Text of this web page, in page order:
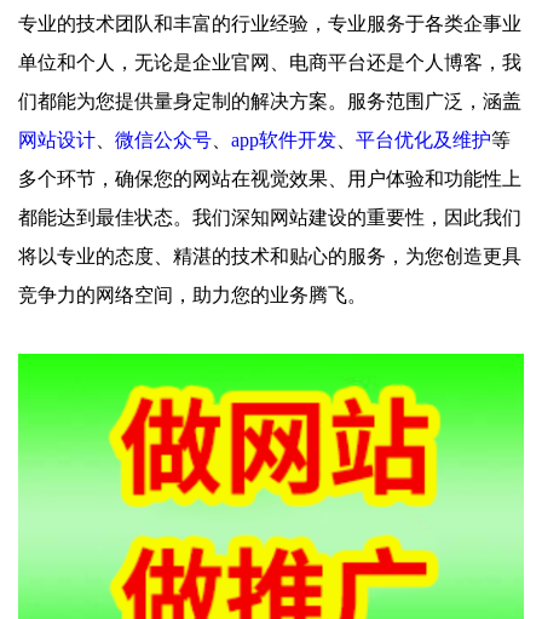
专业的技术团队和丰富的行业经验，专业服务于各类企事业
单位和个人，无论是企业官网、电商平台还是个人博客，我
们都能为您提供量身定制的解决方案。服务范围广泛，涵盖
网站设计
微信公众号 app软件开发 平台优化及维护等
多个环节，确保您的网站在视觉效果、用户体验和功能性上
都能达到最佳状态。我们深知网站建设的重要性，因此我们
将以专业的态度、精湛的技术和贴心的服务，为您创造更具
竞争力的网络空间，助力您的业务腾飞。